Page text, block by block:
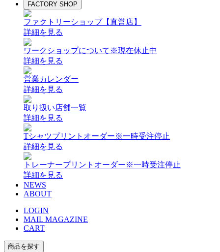
FACTORY SHOP
ファクトリーショップ【直営店】
詳細を見る
ワークショップについて ※現在休止中
詳細を見る
営業カレンダー
詳細を見る
取り扱い店舗一覧
詳細を見る
Tシャツプリントオーダー※一時受注停止
詳細を見る
トレーナープリントオーダー※一時受注停止
詳細を見る
NEWS
ABOUT
LOGIN
MAIL MAGAZINE
CART
商品を探す